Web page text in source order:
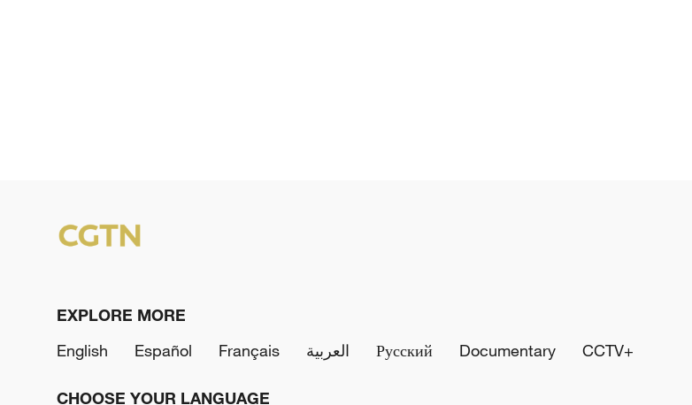
EXPLORE MORE
English
Español Français العربية Русский Documentary CCTV+
CHOOSE YOUR LANGUAGE